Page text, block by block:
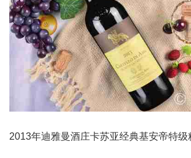
2013年迪雅曼酒庄卡苏亚经典基安帝特级